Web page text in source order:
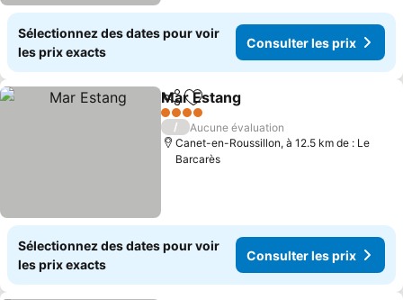
Sélectionnez des dates pour voir
les prix exacts
Consulter les prix
PartagerAjouter à mes favoris
Mar Estang
4 Étoiles
/
Aucune évaluation
Canet-en-Roussillon, à 12.5 km de : Le
Barcarès
Sélectionnez des dates pour voir
les prix exacts
Consulter les prix